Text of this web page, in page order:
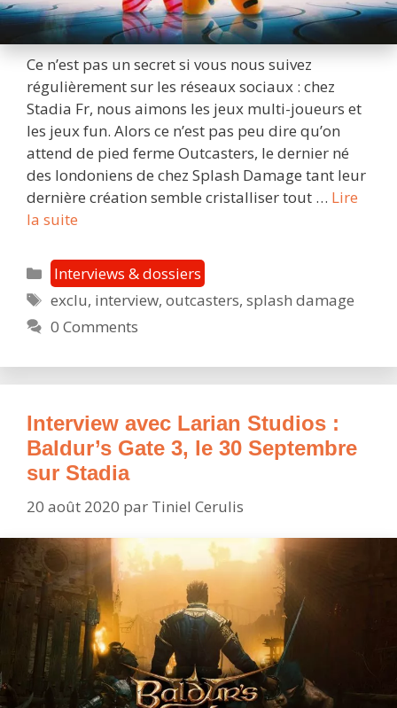
Ce n’est pas un secret si vous nous suivez
régulièrement sur les réseaux sociaux : chez
Stadia Fr, nous aimons les jeux multi-joueurs et
les jeux fun. Alors ce n’est pas peu dire qu’on
attend de pied ferme Outcasters, le dernier né
des londoniens de chez Splash Damage tant leur
dernière création semble cristalliser tout … Lire
la suite
Splash
Damage
(Outcasters)
Catégories
Interviews & dossiers
Étiquettes
exclu, interview,outcasters,splash damage
0 Comments
Interview avec Larian Studios :
Baldur’s Gate 3, le 30 Septembre
sur Stadia
20 août 2020 par Tiniel Cerulis